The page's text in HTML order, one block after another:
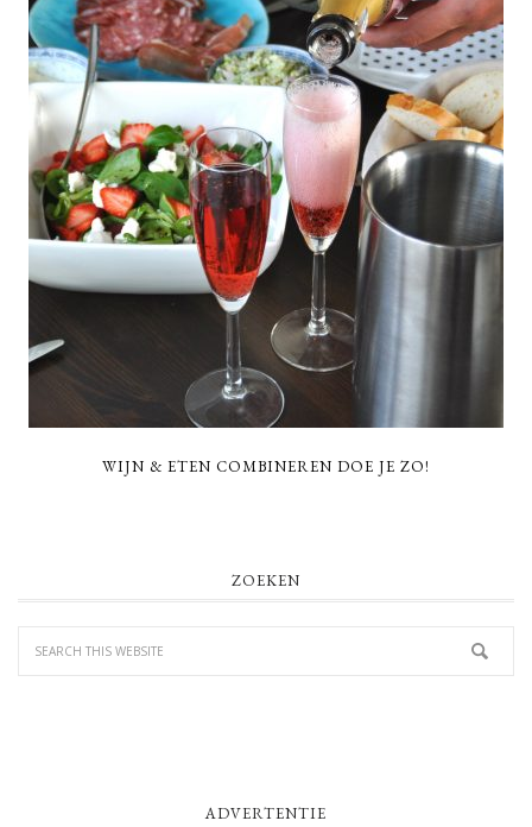
WIJN & ETEN COMBINEREN DOE JE ZO!
ZOEKEN
ADVERTENTIE